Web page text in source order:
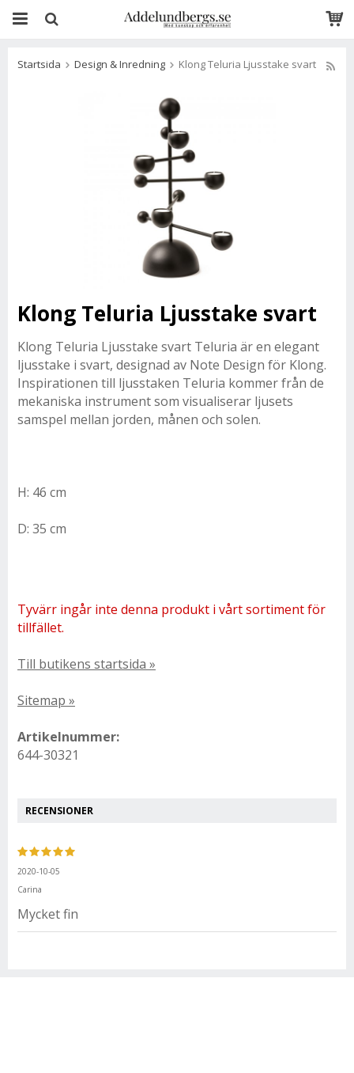
Startsida Design & Inredning Klong Teluria Ljusstake svart
Klong Teluria Ljusstake svart
Klong Teluria Ljusstake svart Teluria är en elegant
ljusstake i svart, designad av Note Design för Klong.
Inspirationen till ljusstaken Teluria kommer från de
mekaniska instrument som visualiserar ljusets
samspel mellan jorden, månen och solen.
H: 46 cm
D: 35 cm
Tyvärr ingår inte denna produkt i vårt sortiment för
tillfället.
Till butikens startsida »
Sitemap »
Artikelnummer:
644-30321
RECENSIONER
2020-10-05
Carina
Mycket fin